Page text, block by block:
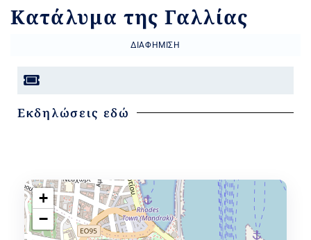
Κατάλυμα της Γαλλίας
ΔΙΑΦΉΜΙΣΗ
Εκδηλώσεις εδώ
+
−